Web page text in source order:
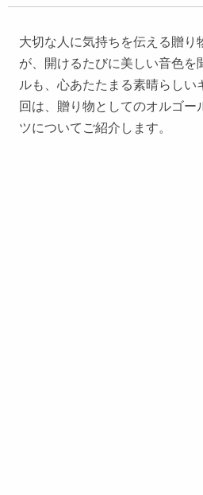
大切な人に気持ちを伝える贈り
が、開けるたびに美しい音色を
ルも、心あたたまる素晴らしい
回は、贈り物としてのオルゴー
ツについてご紹介します。